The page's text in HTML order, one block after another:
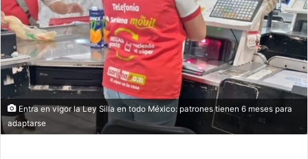
Entra en vigor la Ley Silla en todo México: patrones tienen 6 meses para
adaptarse